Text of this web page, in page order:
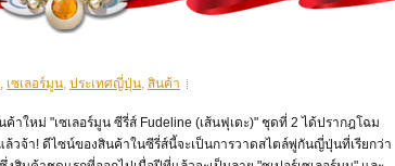
, เซเลอร์มูน, ประเทศญี่ปุ่น, สินค้า
หม่ "เซเลอร์มูน ซีรี่ส์ Fudeline (เส้นฟุเดะ)" ชุดที่ 2 ได้ปรากฎโฉม
ล้วจ้า! ดีไซน์ของสินค้าในซีรี่ส์นี้จะเป็นการวาดสไตล์พู่กันญี่ปุ่นที่เรียกว่า